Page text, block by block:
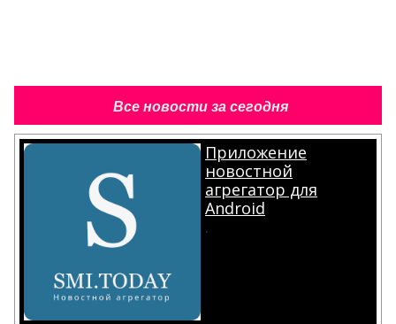
Все новости за сегодня
Приложение
новостной
агрегатор для
Android
.